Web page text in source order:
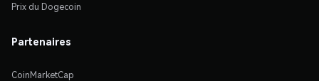
Prix du Dogecoin
Partenaires
CoinMarketCap